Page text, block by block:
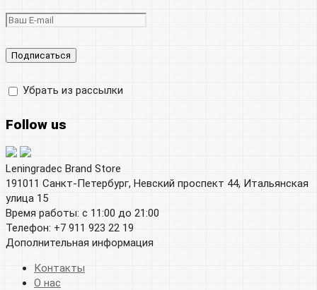
Убрать из рассылки
Follow us
Leningradec Brand Store
191011 Санкт-Петербург, Невский проспект 44, Итальянская
улица 15
Время работы: с 11:00 до 21:00
Телефон: +7 911 923 22 19
Дополнительная информация
Контакты
О нас